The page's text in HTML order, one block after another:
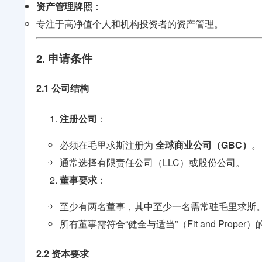
资产管理牌照 ：
专注于高净值个人和机构投资者的资产管理。
2. 申请条件
2.1 公司结构
注册公司 ：
必须在毛里求斯注册为 全球商业公司（GBC） 。
通常选择有限责任公司（LLC）或股份公司。
董事要求 ：
至少有两名董事，其中至少一名需常驻毛里求斯。
所有董事需符合“健全与适当”（Fit and Proper）
2.2 资本要求